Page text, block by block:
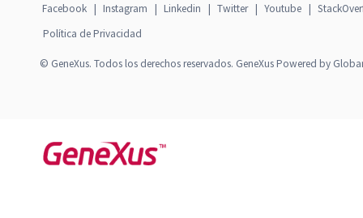
Facebook | Instagram | Linkedin | Twitter | Youtube |
Política de Privacidad
© GeneXus. Todos los derechos reservados. GeneXus Powered by